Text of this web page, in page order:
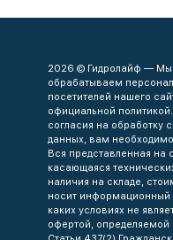
2026 © Гидролайф — Мы
обрабатываем
посетителей нашего
официальной
согласия на обработку
данных, вам
Вся представленная на
касающаяся
наличия на складе,
носит информационный
каких условиях не
офертой,